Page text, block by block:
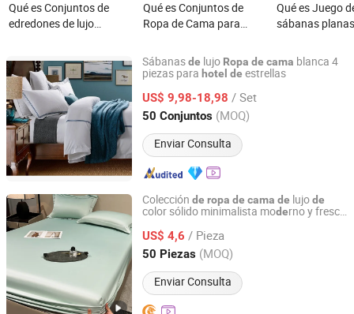
Qué es Conjuntos de
edredones de lujo
100%Cotton/Pure
sábanas impresas de
seda para el hogar,
dormitorio y hotel
Qué es Conjuntos de
Ropa de Cama para
Edredón Sábana Plana
Funda de Almohada
Qué es Juego
sábanas
personalizado
almohadas y
Sábanasde lujo Ropa de cama blanca 4
piezas para hotel de estrellas
US$ 9,98-18,98 / Set
50 Conjuntos (MOQ)
Enviar Consulta
Jiangsu Pengyuan Textile Group Co., Ltd.
Jiangsu, China Desde 2022
Colección de ropa de cama de lujode
color sólido minimalista moderno y fresco
US$ 4,6 / Pieza
50 Piezas (MOQ)
Enviar Consulta
Nantong Guanzhihai Trading Co., Ltd.
Jiangsu, China Desde 2026